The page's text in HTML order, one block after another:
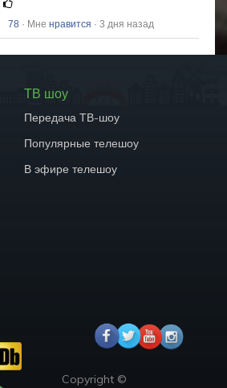
78 · Мне нравится · 3 дня назад
ТВ шоу
Передача ТВ-шоу
Популярные телешоу
В эфире телешоу
Copyright ©